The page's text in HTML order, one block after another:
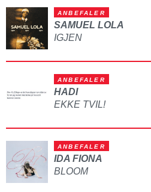
ANBEFALER
SAMUEL LOLA
IGJEN
ANBEFALER
HADI
EKKE TVIL!
ANBEFALER
IDA FIONA
BLOOM